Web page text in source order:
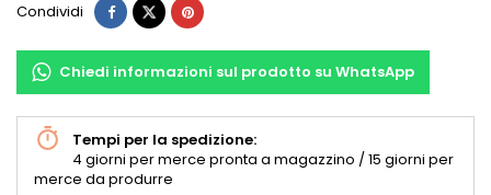
Condividi
Chiedi informazioni sul prodotto su WhatsApp
Tempi per la spedizione:
4 giorni per merce pronta a magazzino / 15 giorni per
merce da produrre